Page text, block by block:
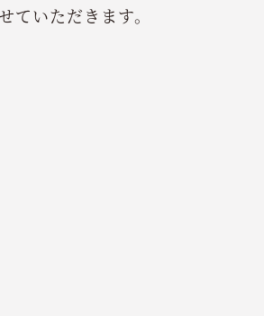
いただきます。